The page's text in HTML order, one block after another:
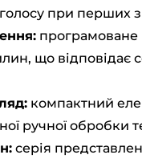
при перших
програмоване
що
компактний
ручної обробки
серія